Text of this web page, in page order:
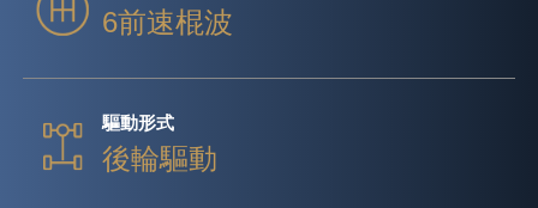
6前速棍波
驅動形式
後輪驅動